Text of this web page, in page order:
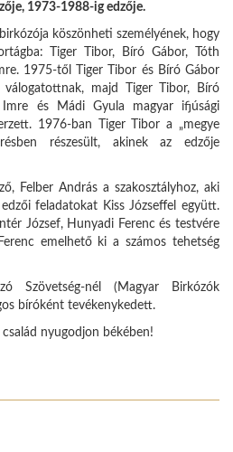
1973-1988-ig edzője.
köszönheti személyének, hogy
Tiger Tibor, Bíró Gábor, Tóth
1975-től Tiger Tibor és Bíró Gábor
majd Tiger Tibor, Bíró
és Mádi Gyula magyar ifjúsági
1976-ban Tiger Tibor a „megye
részesült, akinek az edzője
Felber András a szakosztályhoz, aki
feladatokat Kiss Józseffel együtt.
József, Hunyadi Ferenc és testvére
emelhető ki a számos tehetség
Szövetség-nél (Magyar Birkózók
bíróként tevékenykedett.
nyugodjon békében!